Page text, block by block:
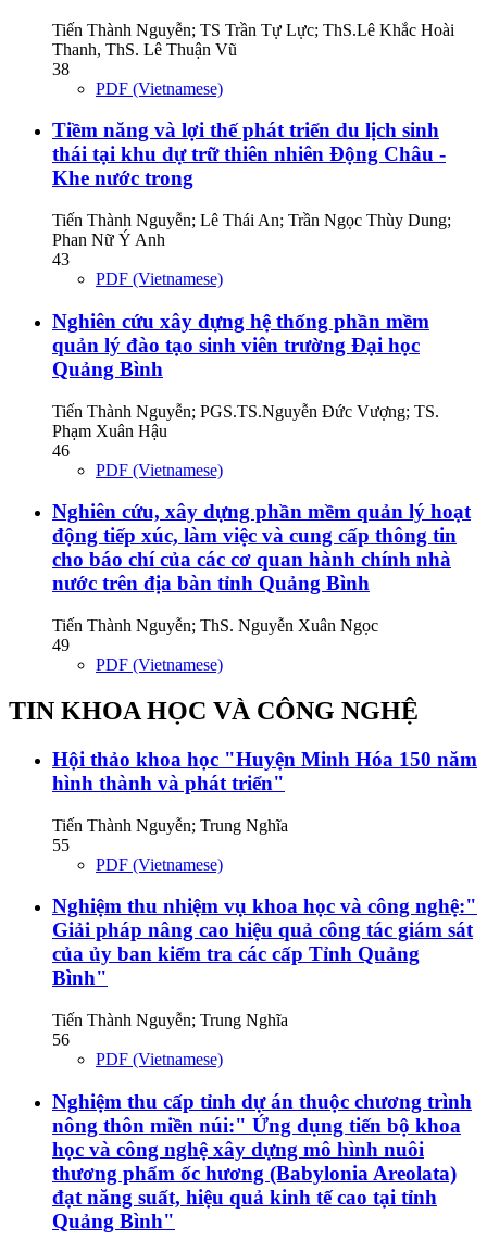
Tiến Thành Nguyễn; TS Trần Tự Lực; ThS.Lê Khắc Hoài
Thanh, ThS. Lê Thuận Vũ
38
PDF (Vietnamese)
Tiềm năng và lợi thế phát triển du lịch sinh
thái tại khu dự trữ thiên nhiên Động Châu -
Khe nước trong
Tiến Thành Nguyễn; Lê Thái An; Trần Ngọc Thùy Dung;
Phan Nữ Ý Anh
43
PDF (Vietnamese)
Nghiên cứu xây dựng hệ thống phần mềm
quản lý đào tạo sinh viên trường Đại học
Quảng Bình
Tiến Thành Nguyễn; PGS.TS.Nguyễn Đức Vượng; TS.
Phạm Xuân Hậu
46
PDF (Vietnamese)
Nghiên cứu, xây dựng phần mềm quản lý hoạt
động tiếp xúc, làm việc và cung cấp thông tin
cho báo chí của các cơ quan hành chính nhà
nước trên địa bàn tỉnh Quảng Bình
Tiến Thành Nguyễn; ThS. Nguyễn Xuân Ngọc
49
PDF (Vietnamese)
TIN KHOA HỌC VÀ CÔNG NGHỆ
Hội thảo khoa học "Huyện Minh Hóa 150 năm
hình thành và phát triển"
Tiến Thành Nguyễn; Trung Nghĩa
55
PDF (Vietnamese)
Nghiệm thu nhiệm vụ khoa học và công nghệ:"
Giải pháp nâng cao hiệu quả công tác giám sát
của ủy ban kiểm tra các cấp Tỉnh Quảng
Bình"
Tiến Thành Nguyễn; Trung Nghĩa
56
PDF (Vietnamese)
Nghiệm thu cấp tỉnh dự án thuộc chương trình
nông thôn miền núi:" Ứng dụng tiến bộ khoa
học và công nghệ xây dựng mô hình nuôi
thương phẩm ốc hương (Babylonia Areolata)
đạt năng suất, hiệu quả kinh tế cao tại tỉnh
Quảng Bình"